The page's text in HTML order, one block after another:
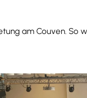
am Couven. So